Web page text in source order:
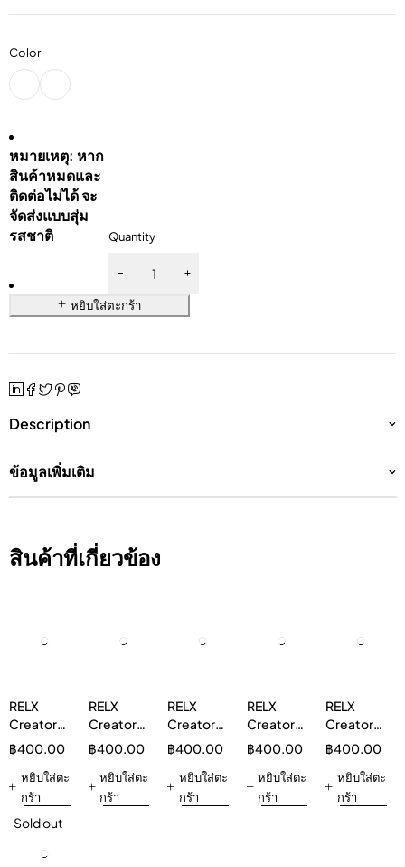
Color
หมายเหตุ: หาก
สินค้าหมดและ
ติดต่อไม่ได้ จะ
จัดส่งแบบสุ่ม
รสชาติ
Quantity
หยิบใส่ตะกร้า
Description
ข้อมูลเพิ่มเติม
สินค้าที่เกี่ยวข้อง
RELX
Creator
Boost
Pod 1 Pod
Mix Berry
3%
฿400.00
หยิบใส่ตะ
กร้า
RELX
Creator
Boost
Pod 1 Pod
Grape 5%
฿400.00
หยิบใส่ตะ
กร้า
RELX
Creator
Boost
Pod 1 Pod
Double
Mint 3%
฿400.00
หยิบใส่ตะ
กร้า
RELX
Creator
Boost
Pod องุ่น
3%
THANOS
฿400.00
หยิบใส่ตะ
กร้า
RELX
Creator
Boost
Pod 1 Pod
Classic
Tobacco
฿400.00
หยิบใส่ตะ
กร้า
Sold out